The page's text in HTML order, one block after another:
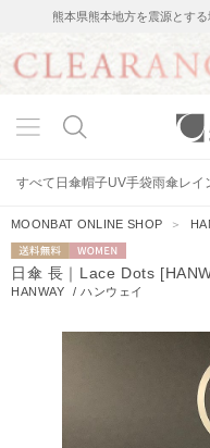
熊本県熊本地方を震源とす
すべて 日傘帽子UV手袋雨傘レイ
MOONBAT ONLINE SHOP ＞
送料無料 WOMEN
日傘 長｜Lace Dots
HANWAY /ハンウェイ